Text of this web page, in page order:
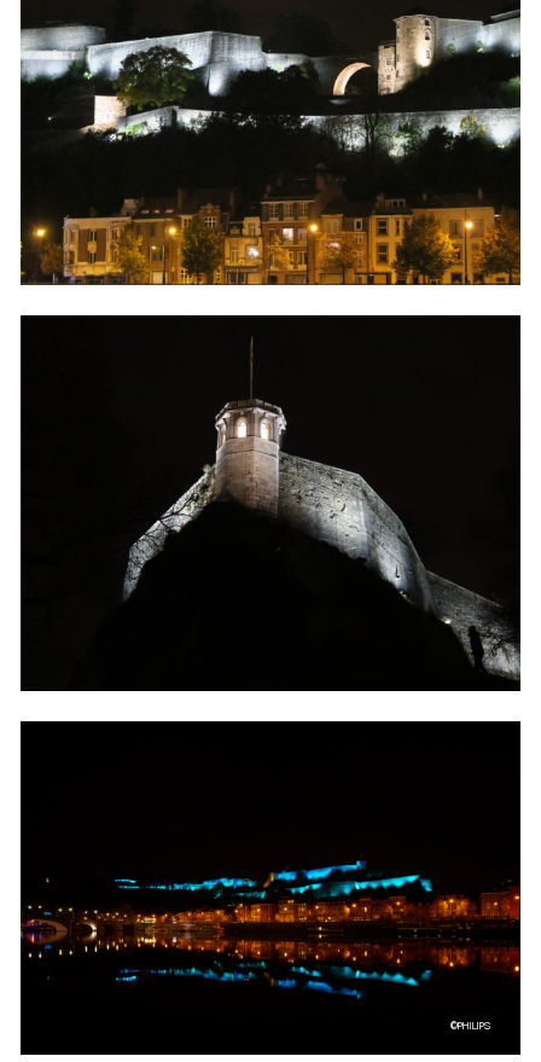
©PHILIPS